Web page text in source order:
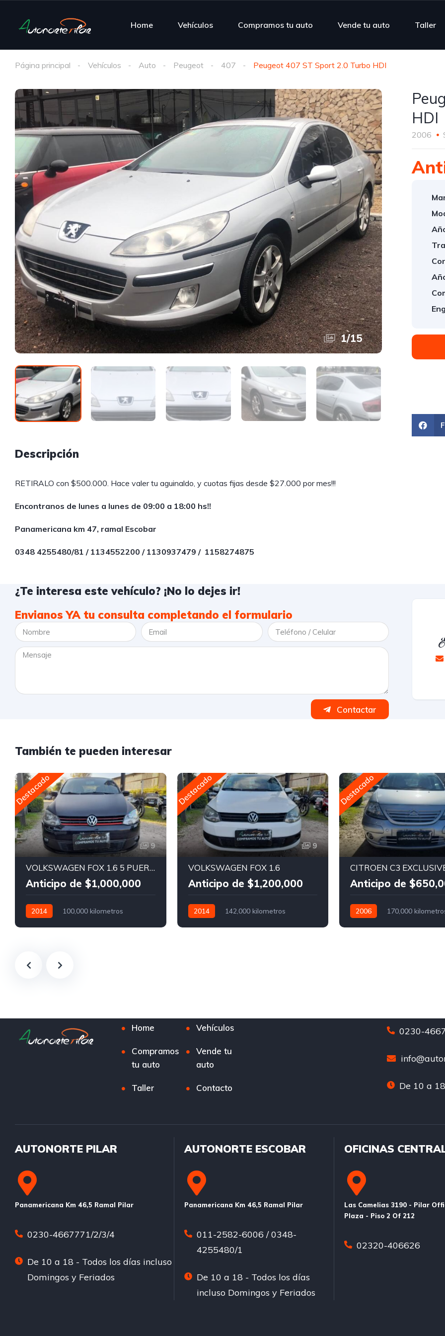
Home Vehículos Compramos tu auto Vende tu auto Taller
Página principal Vehículos Auto Peugeot 407 Peugeot 407 ST Sport 2.0 Turbo HDI
1/15
Descripción
RETIRALO con $500.000. Hace valer tu aguinaldo, y cuotas fijas desde $27.000 por mes!!!
Encontranos de lunes a lunes de 09:00 a 18:00 hs!!
Panamericana km 47, ramal Escobar
0348 4255480/81 / 1134552200 / 1130937479 / 1158274875
HDI
2006
¿Te interesa este vehículo? ¡No lo dejes ir!
Envianos YA tu consulta completando el formulario
Contactar
También te pueden interesar
Destacado
9
VOLKSWAGEN FOX 1.6 5 PUERTAS
Anticipo de $1,000,000
2014
100,000 kilometros
Destacado
9
VOLKSWAGEN FOX 1.6
Anticipo de $1,200,000
2014
142,000 kilometros
Destacado
CITROEN C3
Anticipo de
2006
170,000
Home Vehículos
Compramos
tu auto
Vende tu
auto
Taller Contacto
0230-
De 10 a
AUTONORTE PILAR
Panamericana Km 46,5 Ramal Pilar
0230-4667771/2/3/4
De 10 a 18 - Todos los días incluso
Domingos y Feriados
AUTONORTE ESCOBAR
Panamericana Km 46,5 Ramal Pilar
011-2582-6006 / 0348-
4255480/1
De 10 a 18 - Todos los días
incluso Domingos y Feriados
OFICINAS
Las Camelias 3190 - Pilar
Plaza - Piso 2 Of 212
02320-406626